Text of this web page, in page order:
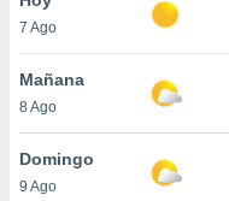
en
más
nuestra
7 Ago
Mañana
8 Ago
Domingo
9 Ago